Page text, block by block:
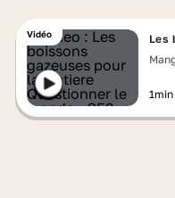
Vidéo
Les
1min